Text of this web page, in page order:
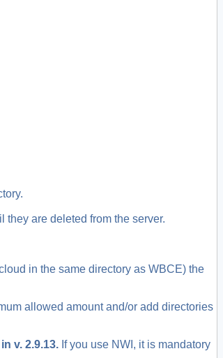
are deleted from the server.
in the same directory as WBCE) the
allowed amount and/or add directories
v. 2.9.13. If you use NWI, it is mandatory